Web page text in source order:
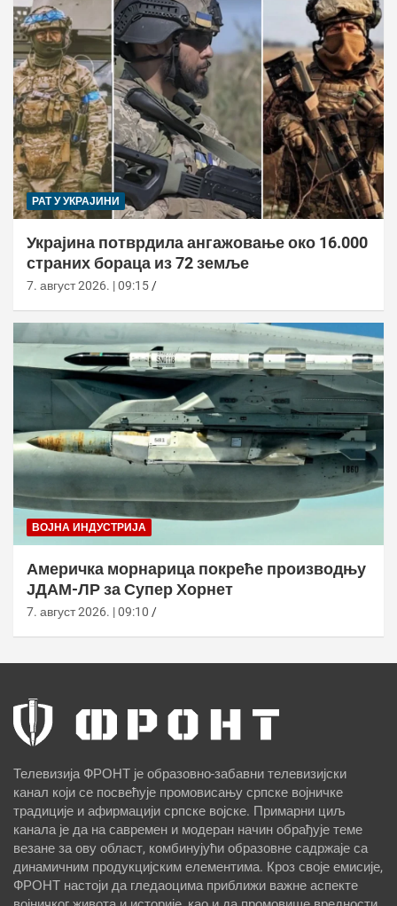
РАТ У УКРАЈИНИ
Украјина потврдила ангажовање око 16.000
страних бораца из 72 земље
7. август 2026. | 09:15
ВОЈНА ИНДУСТРИЈА
Америчка морнарица покреће производњу
ЈДАМ-ЛР за Супер Хорнет
7. август 2026. | 09:10
Телевизија ФРОНТ је образовно-забавни телевизијски
канал који се посвећује промовисању српске војничке
традиције и афирмацији српске војске. Примарни циљ
канала је да на савремен и модеран начин обрађује теме
везане за ову област, комбинујући образовне садржаје са
динамичним продукцијским елементима. Кроз своје емисије,
ФРОНТ настоји да гледаоцима приближи важне аспекте